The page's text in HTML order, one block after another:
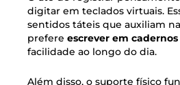
digitar em teclados virtuais.
sentidos táteis que auxiliam
prefere escrever em cadernos
facilidade ao longo do dia.
Além disso, o suporte físico